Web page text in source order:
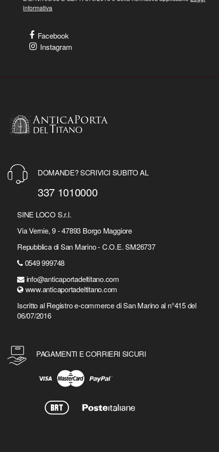
informativa
Facebook
Instagram
DOMANDE? SCRIVICI SUBITO AL
337 1010000
SINE LOCO S.r.l.
Via Vernie, 9 - 47893 Borgo Maggiore
Repubblica di San Marino - C.O.E. SM26737
0549 999748
info@anticaportadeltitano.com
www.anticaportadeltitano.com
Iscritto al Registro e-commerce di San Marino al n°415 del
06/07/2016
PAGAMENTI E CORRIERI SICURI